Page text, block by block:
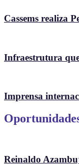
Cassems realiza
Infraestrutura
Imprensa
Reinaldo